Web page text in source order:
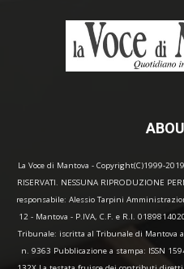
La Voce di Mantova - Copyright(C)1999-
RISERVATI. NESSUNA RIPRODUZIONE
responsabile: Alessio Tarpini
12 - Mantova - P.IVA, C.F. e R.I.
Tribunale: iscritta al Tribunale di Mantova
n. 9363 Pubblicazione a stampa: ISSN